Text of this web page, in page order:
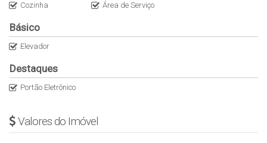
• Estuda propostas
Cozinha Área de Serviço
Básico
Elevador
Destaques
Portão Eletrônico
Valores do Imóvel